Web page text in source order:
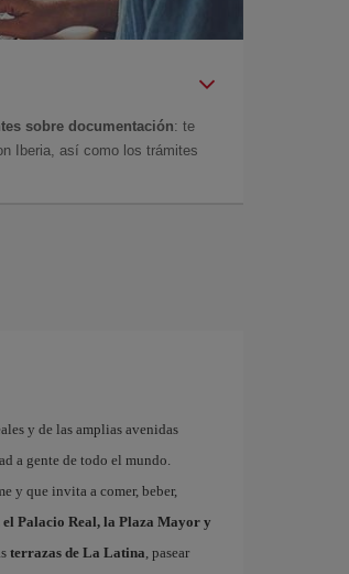
sobre documentación: te
Iberia, así como los trámites
y de las amplias avenidas
a gente de todo el mundo.
y que invita a comer, beber,
el Palacio Real, la Plaza Mayor y
terrazas de La Latina, pasear